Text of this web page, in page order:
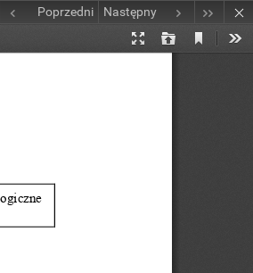
Poprzedni Następny